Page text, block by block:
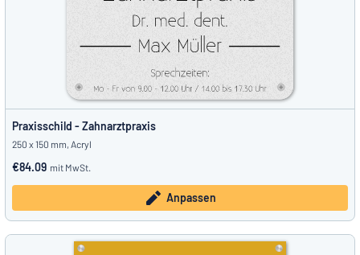
Praxisschild - Zahnarztpraxis
250 x 150 mm, Acryl
€84.09 mit MwSt.
Anpassen